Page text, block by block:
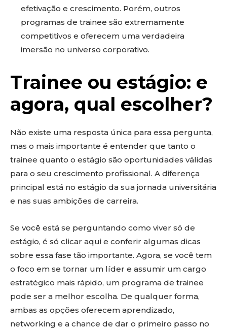
efetivação e crescimento. Porém, outros
programas de trainee são extremamente
competitivos e oferecem uma verdadeira
imersão no universo corporativo.
Trainee ou estágio: e
agora, qual escolher?
Não existe uma resposta única para essa pergunta,
mas o mais importante é entender que tanto o
trainee quanto o estágio são oportunidades válidas
para o seu crescimento profissional. A diferença
principal está no estágio da sua jornada universitária
e nas suas ambições de carreira.
Se você está se perguntando como viver só de
estágio, é só clicar aqui e conferir algumas dicas
sobre essa fase tão importante. Agora, se você tem
o foco em se tornar um líder e assumir um cargo
estratégico mais rápido, um programa de trainee
pode ser a melhor escolha. De qualquer forma,
ambas as opções oferecem aprendizado,
networking e a chance de dar o primeiro passo no